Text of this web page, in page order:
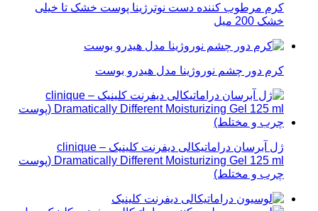
کرم مرطوب کننده دست نوترژینا پوست خشک تا خیلی
خشک 200 میل
کرم دور چشم نوروژینا مدل هیدرو بوست
ژل آبرسان دراماتیکالی دیفرنت کلینیک – clinique
Dramatically Different Moisturizing Gel 125 ml (پوست
چرب و مختلط)